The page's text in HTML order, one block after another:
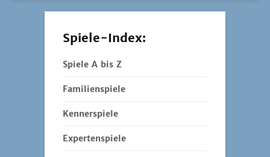
Spiele-Index:
Spiele A bis Z
Familienspiele
Kennerspiele
Expertenspiele